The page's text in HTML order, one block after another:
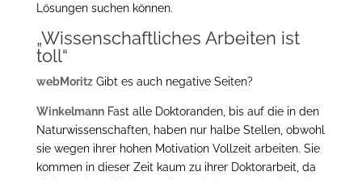
Lösungen suchen können.
„Wissenschaftliches Arbeiten ist
toll“
webMoritzGibt es auch negative Seiten?
WinkelmannFast alle Doktoranden, bis auf die in den
Naturwissenschaften, haben nur halbe Stellen, obwohl
sie wegen ihrer hohen Motivation Vollzeit arbeiten. Sie
kommen in dieser Zeit kaum zu ihrer Doktorarbeit, da